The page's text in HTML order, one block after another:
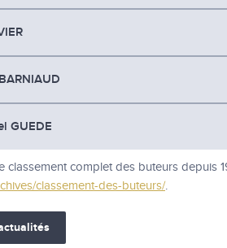
GUEDE
classement complet des buteurs depuis
classement-des-buteurs/.